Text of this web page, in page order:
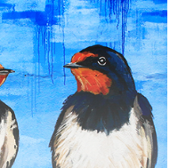
Inici
Mapa
Murals
El Projecte